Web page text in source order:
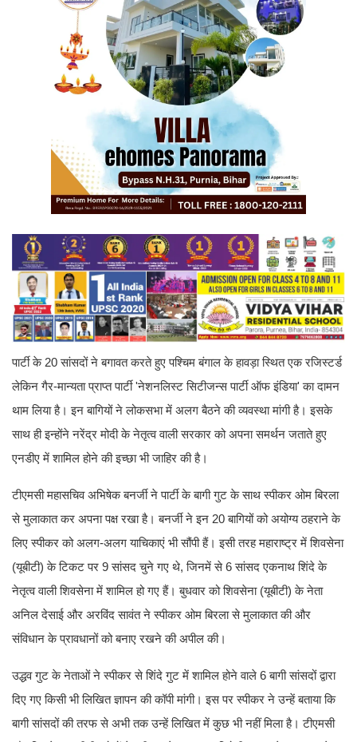
पार्टी के 20 सांसदों ने बगावत करते हुए पश्चिम बंगाल के हावड़ा स्थित एक रजिस्टर्ड
लेकिन गैर-मान्यता प्राप्त पार्टी 'नेशनलिस्ट सिटीजन्स पार्टी ऑफ इंडिया' का दामन
थाम लिया है। इन बागियों ने लोकसभा में अलग बैठने की व्यवस्था मांगी है। इसके
साथ ही इन्होंने नरेंद्र मोदी के नेतृत्व वाली सरकार को अपना समर्थन जताते हुए
एनडीए में शामिल होने की इच्छा भी जाहिर की है।
टीएमसी महासचिव अभिषेक बनर्जी ने पार्टी के बागी गुट के साथ स्पीकर ओम बिरला
से मुलाकात कर अपना पक्ष रखा है। बनर्जी ने इन 20 बागियों को अयोग्य ठहराने के
लिए स्पीकर को अलग-अलग याचिकाएं भी सौंपी हैं। इसी तरह महाराष्ट्र में शिवसेना
(यूबीटी) के टिकट पर 9 सांसद चुने गए थे, जिनमें से 6 सांसद एकनाथ शिंदे के
नेतृत्व वाली शिवसेना में शामिल हो गए हैं। बुधवार को शिवसेना (यूबीटी) के नेता
अनिल देसाई और अरविंद सावंत ने स्पीकर ओम बिरला से मुलाकात की और
संविधान के प्रावधानों को बनाए रखने की अपील की।
उद्धव गुट के नेताओं ने स्पीकर से शिंदे गुट में शामिल होने वाले 6 बागी सांसदों द्वारा
दिए गए किसी भी लिखित ज्ञापन की कॉपी मांगी। इस पर स्पीकर ने उन्हें बताया कि
बागी सांसदों की तरफ से अभी तक उन्हें लिखित में कुछ भी नहीं मिला है। टीएमसी